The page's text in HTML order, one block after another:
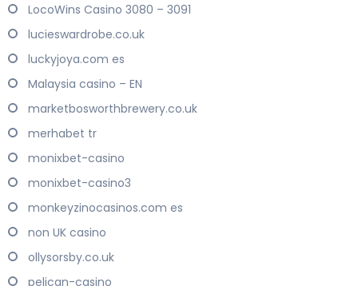
LocoWins Casino 3080 – 3091
lucieswardrobe.co.uk
luckyjoya.com es
Malaysia casino – EN
marketbosworthbrewery.co.uk
merhabet tr
monixbet-casino
monixbet-casino3
monkeyzinocasinos.com es
non UK casino
ollysorsby.co.uk
pelican-casino